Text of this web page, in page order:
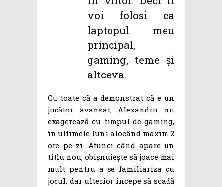
voi folosi ca
laptopul meu
principal,
gaming, teme și
altceva.
Cu toate că a demonstrat că e un
jucător avansat, Alexandru nu
exagerează cu timpul de gaming,
în ultimele luni alocând maxim 2
ore pe zi. Atunci când apare un
titlu nou, obișnuiește să joace mai
mult pentru a se familiariza cu
jocul, dar ulterior începe să scadă